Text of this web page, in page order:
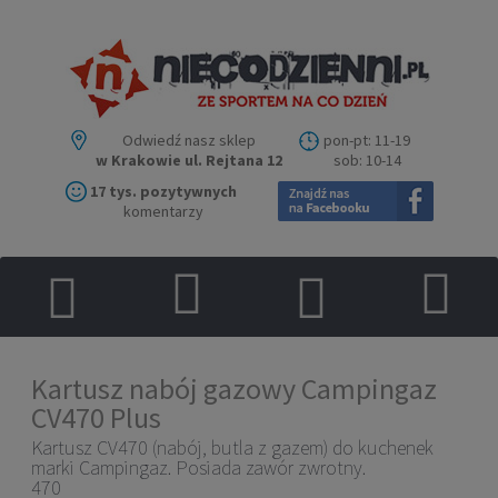
Odwiedź nasz sklep
w Krakowie ul. Rejtana 12
pon-pt: 11-19
sob: 10-14
17 tys. pozytywnych
komentarzy
Kartusz nabój gazowy Campingaz
CV470 Plus
Kartusz CV470 (nabój, butla z gazem) do kuchenek
marki Campingaz. Posiada zawór zwrotny.
470